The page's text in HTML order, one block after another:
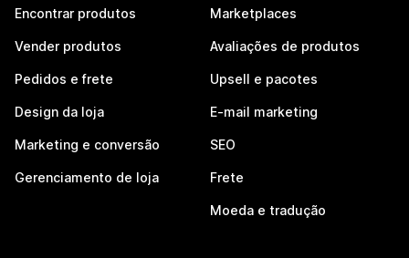
Encontrar produtos
Vender produtos
Pedidos e frete
Design da loja
Marketing e conversão
Gerenciamento de loja
Marketplaces
Avaliações de produtos
Upsell e pacotes
E-mail marketing
SEO
Frete
Moeda e tradução